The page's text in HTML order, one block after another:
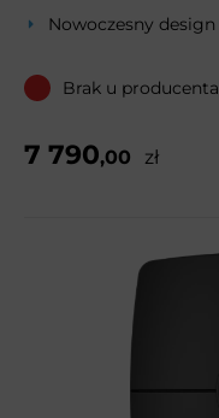
Nowoczesny design
Brak u producenta
7 790,00 zł